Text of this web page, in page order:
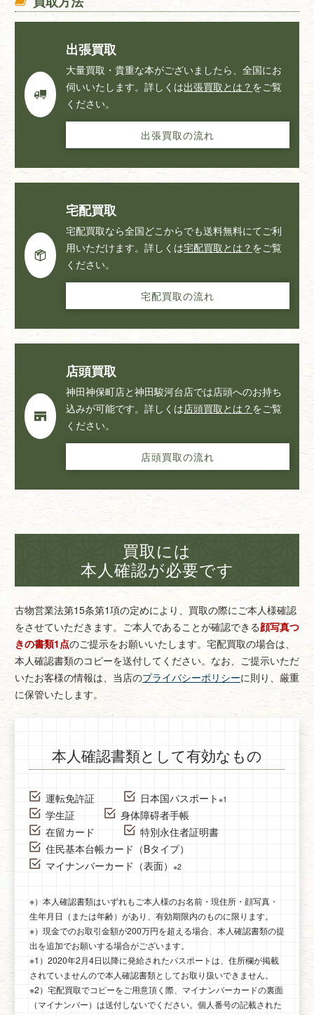
出張買取
大量買取・貴重な本がございましたら、全国にお
伺いいたします。詳しくは出張買取とは？ をご覧
ください。
出張買取の流れ
宅配買取
宅配買取なら全国どこからでも送料無料にてご利
用いただけます。詳しくは宅配買取とは？ をご覧
ください。
宅配買取の流れ
店頭買取
神田神保町店と神田駿河台店では店頭へのお持ち
込みが可能です。詳しくは店頭買取とは？ をご覧
ください。
店頭買取の流れ
買取には
本人確認が必要です
古物営業法第15条第1項の定めにより、買取の際にご本人様確認
をさせていただきます。 ご本人であることが確認できる顔写真つ
きの書類1点のご提示をお願いいたします。 宅配買取の場合は、
本人確認書類のコピーを送付してください。 なお、ご提示いただ
いたお客様の情報は、当店のプライバシーポリシーに則り、厳重
に保管いたします。
本人確認書類として有効なもの
運転免許証 日本国パスポート ※1
学生証
身体障碍者手帳
在留カード
特別永住者証明書
住民基本台帳カード（Bタイプ）
マイナンバーカード（表面） ※2
※）本人確認書類はいずれもご本人様のお名前・現住所・顔写真・
生年月日（または年齢）があり、有効期限内のものに限ります。
※）現金でのお取引金額が200万円を超える場合、本人確認書類の提
出を追加でお願いする場合がございます。
※1）2020年2月4日以降に発給されたパスポートは、住所欄が掲載
されていませんので本人確認書類としてお取り扱いできません。
※2）宅配買取でコピーをご用意頂く際、マイナンバーカードの裏面
（マイナンバー）は送付しないでください。個人番号の記載された